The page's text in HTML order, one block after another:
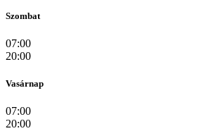
Szombat
07:00
20:00
Vasárnap
07:00
20:00